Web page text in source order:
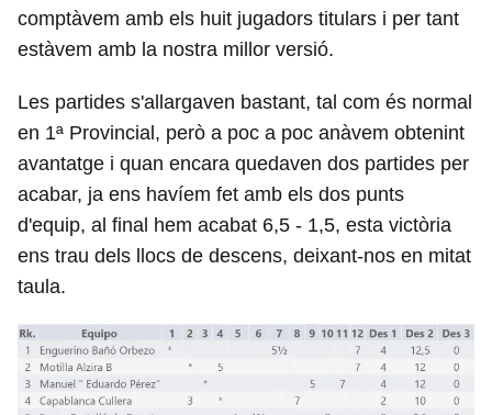
comptàvem amb els huit jugadors titulars i per tant
estàvem amb la nostra millor versió.
Les partides s'allargaven bastant, tal com és normal
en 1ª Provincial, però a poc a poc anàvem obtenint
avantatge i quan encara quedaven dos partides per
acabar, ja ens havíem fet amb els dos punts
d'equip, al final hem acabat 6,5 - 1,5, esta victòria
ens trau dels llocs de descens, deixant-nos en mitat
taula.